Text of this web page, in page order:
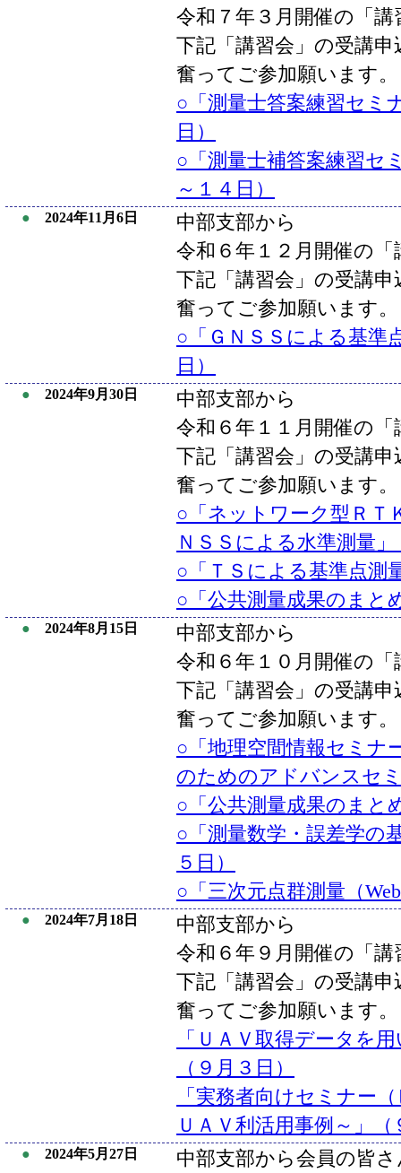
令和７年３月開催の「
下記「講習会」の受講
奮ってご参加願います。
○「測量士答案練習セミ
日）
○「測量士補答案練習セ
～１４日）
● 2024年11月6日
中部支部から
令和６年１２月開催の
下記「講習会」の受講
奮ってご参加願います。
○「ＧＮＳＳによる基準
日）
● 2024年9月30日
中部支部から
令和６年１１月開催の
下記「講習会」の受講
奮ってご参加願います。
○「ネットワーク型ＲＴ
ＮＳＳによる水準測量
○「ＴＳによる基準点測
○「公共測量成果のまと
● 2024年8月15日
中部支部から
令和６年１０月開催の
下記「講習会」の受講
奮ってご参加願います。
○「地理空間情報セミナ
のためのアドバンスセ
○「公共測量成果のまと
○「測量数学・誤差学の
５日）
○「三次元点群測量（
● 2024年7月18日
中部支部から
令和６年９月開催の「
下記「講習会」の受講
奮ってご参加願います。
「ＵＡＶ取得データを
（９月３日）
「実務者向けセミナー
ＵＡＶ利活用事例～」（
● 2024年5月27日 中部支部から会員の皆